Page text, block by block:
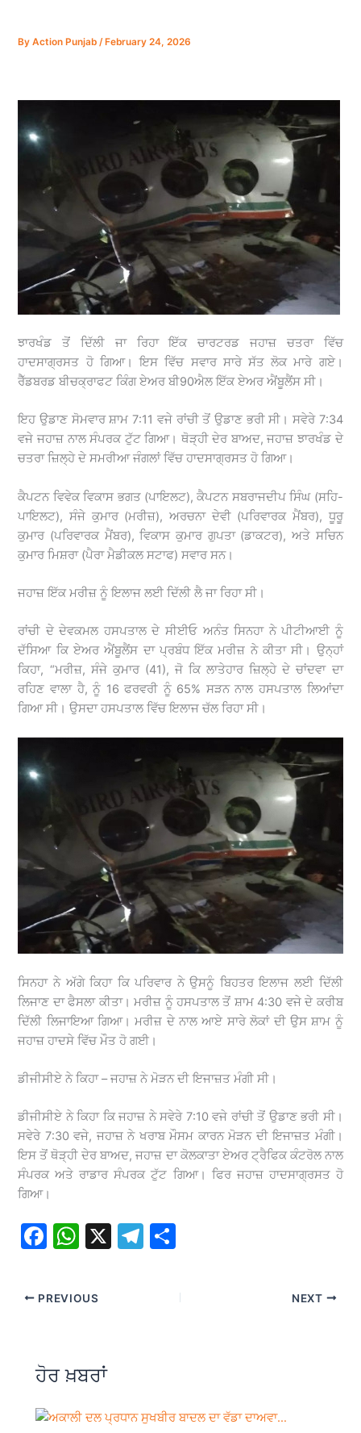
ByAction Punjab/ February 24, 2026
ਝਾਰਖੰਡ ਤੋਂ ਦਿੱਲੀ ਜਾ ਰਿਹਾ ਇੱਕ ਚਾਰਟਰਡ ਜਹਾਜ਼ ਚਤਰਾ ਵਿੱਚ
ਹਾਦਸਾਗ੍ਰਸਤ ਹੋ ਗਿਆ। ਇਸ ਵਿੱਚ ਸਵਾਰ ਸਾਰੇ ਸੱਤ ਲੋਕ ਮਾਰੇ ਗਏ।
ਰੈੱਡਬਰਡ ਬੀਚਕ੍ਰਾਫਟ ਕਿੰਗ ਏਅਰ ਬੀ90ਐਲ ਇੱਕ ਏਅਰ ਐਂਬੂਲੈਂਸ ਸੀ।
ਇਹ ਉਡਾਣ ਸੋਮਵਾਰ ਸ਼ਾਮ 7:11 ਵਜੇ ਰਾਂਚੀ ਤੋਂ ਉਡਾਣ ਭਰੀ ਸੀ। ਸਵੇਰੇ 7:34
ਵਜੇ ਜਹਾਜ਼ ਨਾਲ ਸੰਪਰਕ ਟੁੱਟ ਗਿਆ। ਥੋੜ੍ਹੀ ਦੇਰ ਬਾਅਦ, ਜਹਾਜ਼ ਝਾਰਖੰਡ ਦੇ
ਚਤਰਾ ਜ਼ਿਲ੍ਹੇ ਦੇ ਸਮਰੀਆ ਜੰਗਲਾਂ ਵਿੱਚ ਹਾਦਸਾਗ੍ਰਸਤ ਹੋ ਗਿਆ।
ਕੈਪਟਨ ਵਿਵੇਕ ਵਿਕਾਸ ਭਗਤ (ਪਾਇਲਟ), ਕੈਪਟਨ ਸਬਰਾਜਦੀਪ ਸਿੰਘ (ਸਹਿ-
ਪਾਇਲਟ), ਸੰਜੇ ਕੁਮਾਰ (ਮਰੀਜ਼), ਅਰਚਨਾ ਦੇਵੀ (ਪਰਿਵਾਰਕ ਮੈਂਬਰ), ਧੂਰੂ
ਕੁਮਾਰ (ਪਰਿਵਾਰਕ ਮੈਂਬਰ), ਵਿਕਾਸ ਕੁਮਾਰ ਗੁਪਤਾ (ਡਾਕਟਰ), ਅਤੇ ਸਚਿਨ
ਕੁਮਾਰ ਮਿਸ਼ਰਾ (ਪੈਰਾ ਮੈਡੀਕਲ ਸਟਾਫ) ਸਵਾਰ ਸਨ।
ਜਹਾਜ਼ ਇੱਕ ਮਰੀਜ਼ ਨੂੰ ਇਲਾਜ ਲਈ ਦਿੱਲੀ ਲੈ ਜਾ ਰਿਹਾ ਸੀ।
ਰਾਂਚੀ ਦੇ ਦੇਵਕਮਲ ਹਸਪਤਾਲ ਦੇ ਸੀਈਓ ਅਨੰਤ ਸਿਨਹਾ ਨੇ ਪੀਟੀਆਈ ਨੂੰ
ਦੱਸਿਆ ਕਿ ਏਅਰ ਐਂਬੂਲੈਂਸ ਦਾ ਪ੍ਰਬੰਧ ਇੱਕ ਮਰੀਜ਼ ਨੇ ਕੀਤਾ ਸੀ। ਉਨ੍ਹਾਂ
ਕਿਹਾ, “ਮਰੀਜ਼, ਸੰਜੇ ਕੁਮਾਰ (41), ਜੋ ਕਿ ਲਾਤੇਹਾਰ ਜ਼ਿਲ੍ਹੇ ਦੇ ਚਾਂਦਵਾ ਦਾ
ਰਹਿਣ ਵਾਲਾ ਹੈ, ਨੂੰ 16 ਫਰਵਰੀ ਨੂੰ 65% ਸੜਨ ਨਾਲ ਹਸਪਤਾਲ ਲਿਆਂਦਾ
ਗਿਆ ਸੀ। ਉਸਦਾ ਹਸਪਤਾਲ ਵਿੱਚ ਇਲਾਜ ਚੱਲ ਰਿਹਾ ਸੀ।
ਸਿਨਹਾ ਨੇ ਅੱਗੇ ਕਿਹਾ ਕਿ ਪਰਿਵਾਰ ਨੇ ਉਸਨੂੰ ਬਿਹਤਰ ਇਲਾਜ ਲਈ ਦਿੱਲੀ
ਲਿਜਾਣ ਦਾ ਫੈਸਲਾ ਕੀਤਾ। ਮਰੀਜ਼ ਨੂੰ ਹਸਪਤਾਲ ਤੋਂ ਸ਼ਾਮ 4:30 ਵਜੇ ਦੇ ਕਰੀਬ
ਦਿੱਲੀ ਲਿਜਾਇਆ ਗਿਆ। ਮਰੀਜ਼ ਦੇ ਨਾਲ ਆਏ ਸਾਰੇ ਲੋਕਾਂ ਦੀ ਉਸ ਸ਼ਾਮ ਨੂੰ
ਜਹਾਜ਼ ਹਾਦਸੇ ਵਿੱਚ ਮੌਤ ਹੋ ਗਈ।
ਡੀਜੀਸੀਏ ਨੇ ਕਿਹਾ – ਜਹਾਜ਼ ਨੇ ਮੋੜਨ ਦੀ ਇਜਾਜ਼ਤ ਮੰਗੀ ਸੀ।
ਡੀਜੀਸੀਏ ਨੇ ਕਿਹਾ ਕਿ ਜਹਾਜ਼ ਨੇ ਸਵੇਰੇ 7:10 ਵਜੇ ਰਾਂਚੀ ਤੋਂ ਉਡਾਣ ਭਰੀ ਸੀ।
ਸਵੇਰੇ 7:30 ਵਜੇ, ਜਹਾਜ਼ ਨੇ ਖਰਾਬ ਮੌਸਮ ਕਾਰਨ ਮੋੜਨ ਦੀ ਇਜਾਜ਼ਤ ਮੰਗੀ।
ਇਸ ਤੋਂ ਥੋੜ੍ਹੀ ਦੇਰ ਬਾਅਦ, ਜਹਾਜ਼ ਦਾ ਕੋਲਕਾਤਾ ਏਅਰ ਟ੍ਰੈਫਿਕ ਕੰਟਰੋਲ ਨਾਲ
ਸੰਪਰਕ ਅਤੇ ਰਾਡਾਰ ਸੰਪਰਕ ਟੁੱਟ ਗਿਆ। ਫਿਰ ਜਹਾਜ਼ ਹਾਦਸਾਗ੍ਰਸਤ ਹੋ
ਗਿਆ।
F
c
e
o
o
k
W
at
s
p
p
X
T
ar
e
PREVIOUS NEXT
ਹੋਰ ਖ਼ਬਰਾਂ